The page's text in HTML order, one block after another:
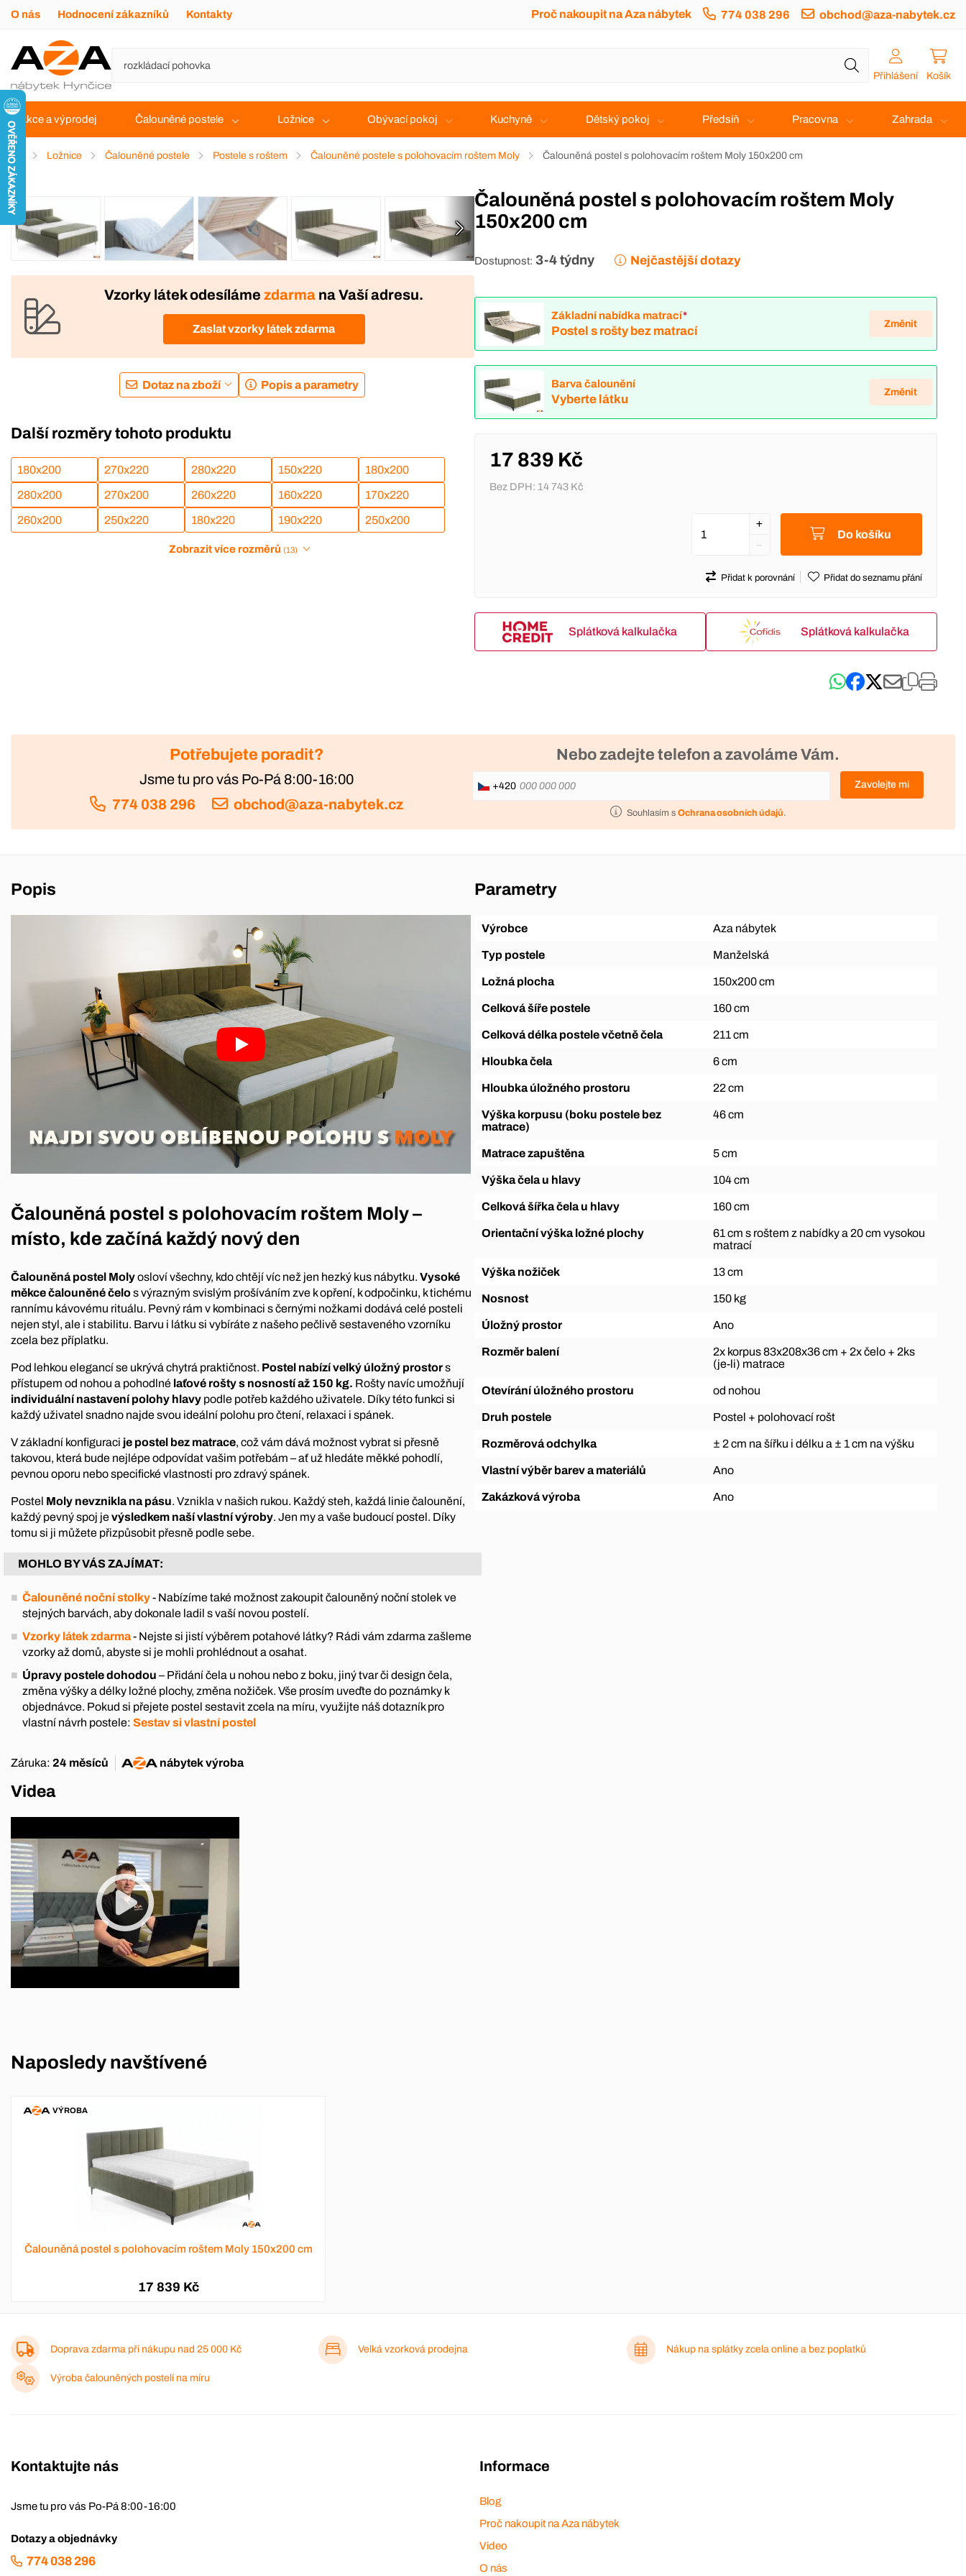
O nás Hodnocení zákazníků Kontakty Proč nakoupit na Aza nábytek 774 038 296 obchod@aza-nabytek.cz
Přihlášení Košík
Akce a výprodej Čalouněné postele Ložnice Obývací pokoj Kuchyně Dětský pokoj Předsíň Pracovna Zahrada
Ložnice Čalouněné postele Postele s roštem Čalouněné postele s polohovacím roštem Moly Čalouněná postel s polohovacím roštem Moly 150x200 cm
VÝROBA
Vzorky látek odesílámezdarma na Vaší adresu.
Zaslat vzorky látek zdarma
Dotaz na zboží Popis a parametry
Další rozměry tohoto produktu
180x200 270x220 280x220 150x220 180x200
280x200 270x200 260x220 160x220 170x220
260x200 250x220 180x220 190x220 250x200
Zobrazit více rozměrů (13)
Čalouněná postel s polohovacím roštem Moly
150x200 cm
Dostupnost: 3-4 týdny Nejčastější dotazy
Základní nabídka matrací*
Postel s rošty bez matrací
Změnit
Barva čalounění
Vyberte látku
Změnit
17 839 Kč
Bez DPH: 14 743 Kč
Do košíku
Přidat k porovnání Přidat do seznamu přání
Splátková kalkulačka Splátková kalkulačka
Potřebujete poradit?
Jsme tu pro vás Po-Pá 8:00-16:00
774 038 296
obchod@aza-nabytek.cz
Nebo zadejte telefon a zavoláme Vám.
+420 Zavolejte mi
Souhlasím s Ochrana osobních údajů.
Popis
Čalouněná postel s polohovacím roštem Moly –
místo, kde začíná každý nový den
Čalouněná postel Molyosloví všechny, kdo chtějí víc než jen hezký kus nábytku. Vysoké
měkce čalouněné čelos výrazným svislým prošíváním zve k opření, k odpočinku, k tichému
rannímu kávovému rituálu. Pevný rám v kombinaci s černými nožkami dodává celé posteli
nejen styl, ale i stabilitu. Barvu i látku si vybíráte z našeho pečlivě sestaveného vzorníku
zcela bez příplatku.
Pod lehkou elegancí se ukrývá chytrá praktičnost. Postel nabízí velký úložný prostors
přístupem od nohou a pohodlné laťové rošty s nosností až 150 kg. Rošty navíc umožňují
individuální nastavení polohy hlavy podle potřeb každého uživatele. Díky této funkci si
každý uživatel snadno najde svou ideální polohu pro čtení, relaxaci i spánek.
V základní konfiguraci je postel bez matrace, což vám dává možnost vybrat si přesně
takovou, která bude nejlépe odpovídat vašim potřebám – ať už hledáte měkké pohodlí,
pevnou oporu nebo specifické vlastnosti pro zdravý spánek.
Postel Moly nevznikla na pásu. Vznikla v našich rukou. Každý steh, každá linie čalounění,
každý pevný spoj jevýsledkem naší vlastní výroby. Jen my a vaše budoucí postel. Díky
tomu si ji můžete přizpůsobit přesně podle sebe.
MOHLO BY VÁS ZAJÍMAT:
Čalouněné noční stolky- Nabízíme také možnost zakoupit čalouněný noční stolek ve
stejných barvách, aby dokonale ladil s vaší novou postelí.
Vzorky látek zdarma- Nejste si jistí výběrem potahové látky? Rádi vám zdarma zašleme
vzorky až domů, abyste si je mohli prohlédnout a osahat.
Úpravy postele dohodou – Přidání čela u nohou nebo z boku, jiný tvar či design čela,
změna výšky a délky ložné plochy, změna nožiček. Vše prosím uveďte do poznámky k
objednávce. Pokud si přejete postel sestavit zcela na míru, využijte náš dotazník pro
vlastní návrh postele: Sestav si vlastní postel
Záruka: 24 měsíců nábytekvýroba
Parametry
Výrobce Aza nábytek
Typ postele Manželská
Ložná plocha 150x200 cm
Celková šíře postele 160 cm
Celková délka postele včetně čela 211 cm
Hloubka čela 6 cm
Hloubka úložného prostoru 22 cm
Výška korpusu (boku postele bez
matrace)
46 cm
Matrace zapuštěna 5 cm
Výška čela u hlavy 104 cm
Celková šířka čela u hlavy 160 cm
Orientační výška ložné plochy
61 cm s roštem z nabídky a 20 cm vysokou
matrací
Výška nožiček 13 cm
Nosnost 150 kg
Úložný prostor Ano
Rozměr balení
2x korpus 83x208x36 cm + 2x čelo + 2ks
(je-li) matrace
Otevírání úložného prostoru od nohou
Druh postele Postel + polohovací rošt
Rozměrová odchylka ± 2 cm na šířku i délku a ± 1 cm na výšku
Vlastní výběr barev a materiálů Ano
Zakázková výroba Ano
Videa
Naposledy navštívené
VÝROBA
Čalouněná postel s polohovacím roštem Moly 150x200 cm
17 839 Kč
Doprava zdarma při nákupu nad 25 000 Kč Velká vzorková prodejna Nákup na splátky zcela online a bez poplatků
Výroba čalouněných postelí na míru
Kontaktujte nás
Jsme tu pro vás Po-Pá 8:00-16:00
Dotazy a objednávky
774 038 296
Informace
Blog
Proč nakoupit na Aza nábytek
Video
O nás